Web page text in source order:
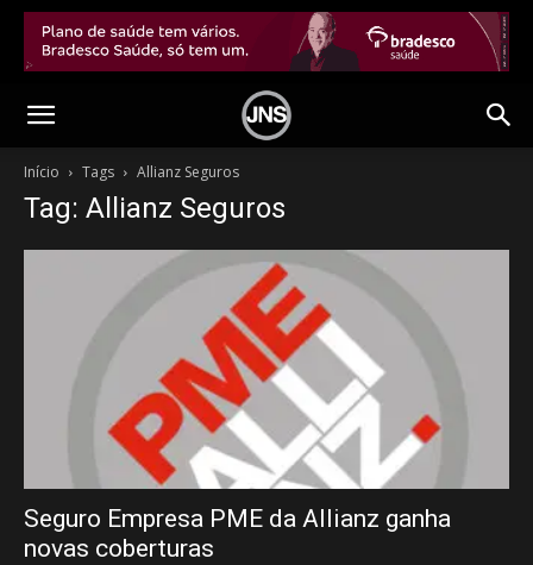
Início Tags Allianz Seguros
Tag: Allianz Seguros
Seguro Empresa PME da Allianz ganha
novas coberturas